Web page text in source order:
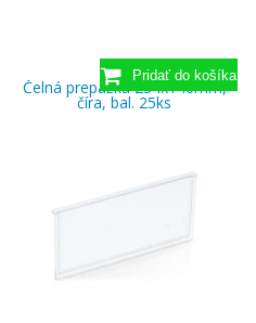
Čelná prepážka 234x140mm,
číra, bal. 25ks